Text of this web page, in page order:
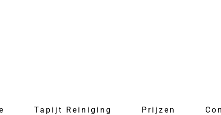
Tapijt Reiniging Prijzen